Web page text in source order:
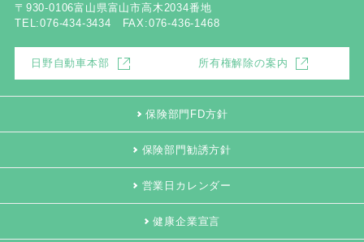
〒930-0106富山県富山市高木2034番地
TEL:076-434-3434 FAX:076-436-1468
日野自動車本部 所有権解除の案内
保険部門FD方針
保険部門勧誘方針
営業日カレンダー
健康企業宣言